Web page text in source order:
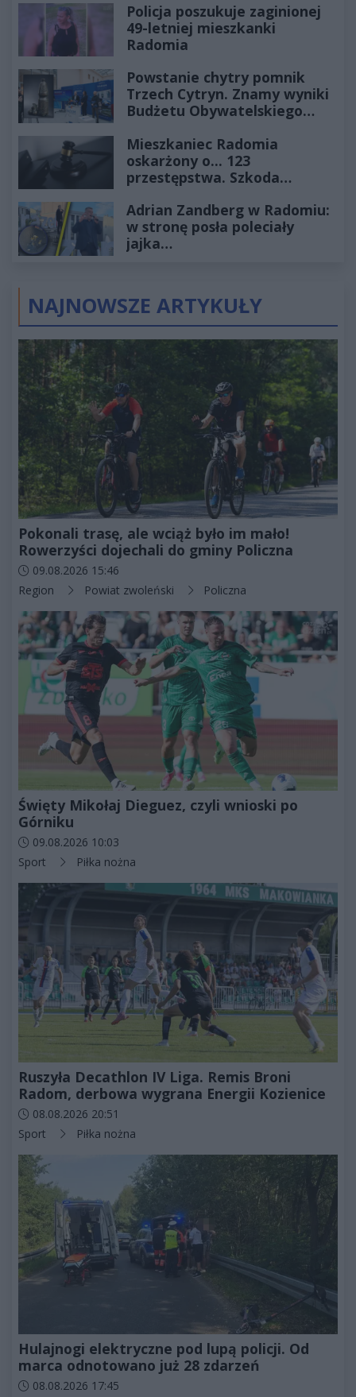
Policja poszukuje zaginionej
49-letniej mieszkanki
Radomia
Powstanie chytry pomnik
Trzech Cytryn. Znamy wyniki
Budżetu Obywatelskiego
Mieszkaniec Radomia
oskarżony o... 123
przestępstwa. Szkoda
złotych
Adrian Zandberg w Radomiu:
w stronę posła poleciały
jajka…
NAJNOWSZE ARTYKUŁY
Pokonali trasę, ale wciąż było im mało!
Rowerzyści dojechali do gminy Policzna
Data dodania artykułu:
09.08.2026 15:46
Kategorie artykułu:
Region Powiat zwoleński Policzna
Święty Mikołaj Dieguez, czyli wnioski po
Górniku
Data dodania artykułu:
09.08.2026 10:03
Kategorie artykułu:
Sport Piłka nożna
Ruszyła Decathlon IV Liga. Remis Broni
Radom, derbowa wygrana Energii Kozienice
Data dodania artykułu:
08.08.2026 20:51
Kategorie artykułu:
Sport Piłka nożna
Hulajnogi elektryczne pod lupą policji. Od
marca odnotowano już 28 zdarzeń
Data dodania artykułu:
08.08.2026 17:45